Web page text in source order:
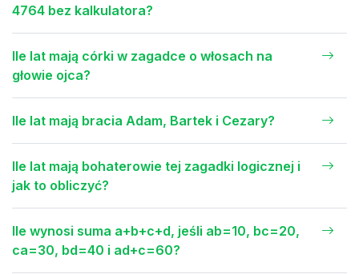
4764 bez kalkulatora?
Ile lat mają córki w zagadce o włosach na
głowie ojca?
Ile lat mają bracia Adam, Bartek i Cezary?
Ile lat mają bohaterowie tej zagadki logicznej i
jak to obliczyć?
Ile wynosi suma a+b+c+d, jeśli ab=10, bc=20,
ca=30, bd=40 i ad+c=60?